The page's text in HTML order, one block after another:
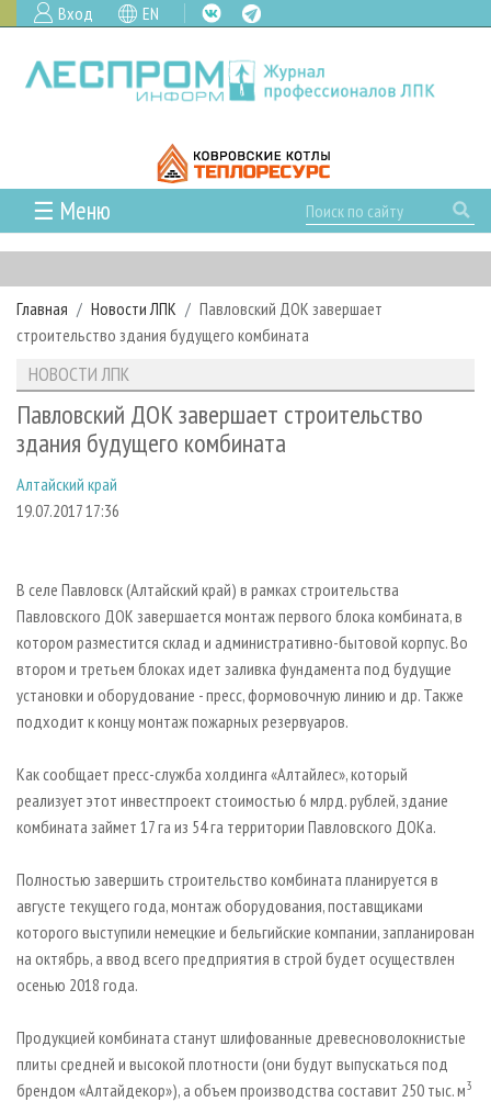
Вход EN
☰ Меню
ГЛАВНАЯ
РУБРИКИ И ТЕМЫ
РУБРИКИ ЖУРНАЛА
ЛЕСОЗАГОТОВКА
ЛЕСОПИЛЕНИЕ
СУШКА ДРЕВЕСИНЫ
ДЕРЕВЯННОЕ ДОМОСТРОЕНИЕ
ПРОИЗВОДСТВО МЕБЕЛИ
БИОЭНЕРГЕТИКА
ЦБП
ИНСТРУМЕНТ И МАТЕРИАЛЫ
НОВОСТИ
НОВОСТИ ЛПК
НОВОСТИ ЖУРНАЛА
ПРОЕКТЫ ЛПИ
АНАЛИТИКА
ПРЕДПРИЯТИЯ ЛПК
ПЕРСОНЫ
ОФИЦИАЛЬНЫЕ ДЕЛЕГАЦИИ
ПРИОРИТЕТНЫЕ ИНВЕСТПРОЕКТЫ
RUSSIAN FORESTRY REVIEW
ГАЗЕТА ЛЕСПРОМФОРУМ
БИБЛИОТЕКА СПЕЦИАЛИСТА
АРХИВ ЖУРНАЛОВ
О ЖУРНАЛЕ
ПОДПИСКА
КОНТАКТЫ
РЕКЛАМОДАТЕЛЯМ
РЕКЛАМА
Главная Новости ЛПК
Павловский ДОК завершает
строительство здания будущего комбината
НОВОСТИ ЛПК
Павловский ДОК завершает строительство
здания будущего комбината
Алтайский край
19.07.2017 17:36
В селе Павловск (Алтайский край) в рамках строительства
Павловского ДОК завершается монтаж первого блока комбината, в
котором разместится склад и административно-бытовой корпус. Во
втором и третьем блоках идет заливка фундамента под будущие
установки и оборудование - пресс, формовочную линию и др. Также
подходит к концу монтаж пожарных резервуаров.
Как сообщает пресс-служба холдинга «Алтайлес», который
реализует этот инвестпроект стоимостью 6 млрд. рублей, здание
комбината займет 17 га из 54 га территории Павловского ДОКа.
Полностью завершить строительство комбината планируется в
августе текущего года, монтаж оборудования, поставщиками
которого выступили немецкие и бельгийские компании, запланирован
на октябрь, а ввод всего предприятия в строй будет осуществлен
осенью 2018 года.
Продукцией комбината станут шлифованные древесноволокнистые
плиты средней и высокой плотности (они будут выпускаться под
брендом «Алтайдекор»), а объем производства составит 250 тыс. м3